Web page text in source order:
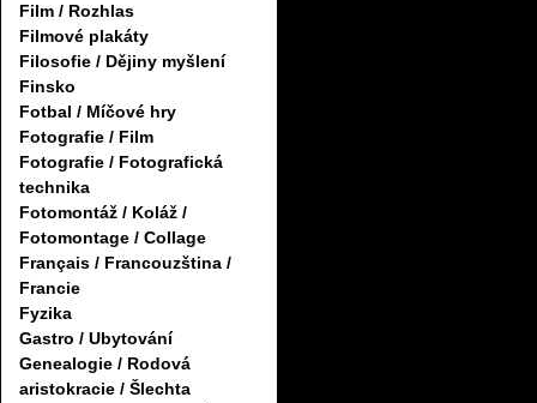
Film / Rozhlas
Filmové plakáty
Filosofie / Dějiny myšlení
Finsko
Fotbal / Míčové hry
Fotografie / Film
Fotografie / Fotografická
technika
Fotomontáž / Koláž /
Fotomontage / Collage
Français / Francouzština /
Francie
Fyzika
Gastro / Ubytování
Genealogie / Rodová
aristokracie / Šlechta